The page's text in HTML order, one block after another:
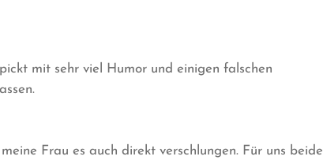
mit sehr viel Humor und einigen falschen
Frau es auch direkt verschlungen. Für uns beide